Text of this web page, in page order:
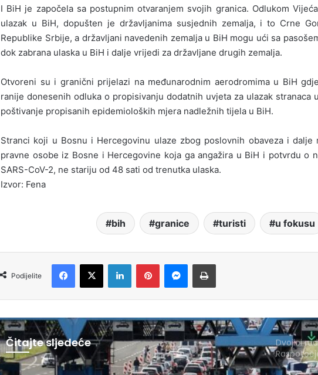
I BiH je započela sa postupnim otvaranjem svojih granica. Odlukom
ulazak u BiH, dopušten je državljanima susjednih zemalja, i to Crne
Republike Srbije, a državljani navedenih zemalja u BiH mogu ući sa
dok zabrana ulaska u BiH i dalje vrijedi za državljane drugih zemalja.
Otvoreni su i granični prijelazi na međunarodnim aerodromima u BiH
ranije donesenih odluka o propisivanju dodatnih uvjeta za ulazak stranaca
poštivanje propisanih epidemioloških mjera nadležnih tijela u BiH.
Stranci koji u Bosnu i Hercegovinu ulaze zbog poslovnih obaveza i dalje
pravne osobe iz Bosne i Hercegovine koja ga angažira u BiH i potvrdu o
SARS-CoV-2, ne stariju od 48 sati od trenutka ulaska.
Izvor: Fena
bih granice turisti u fokusu
Podijelite
Čitajte sljedeće
Dvojici
bolnicu